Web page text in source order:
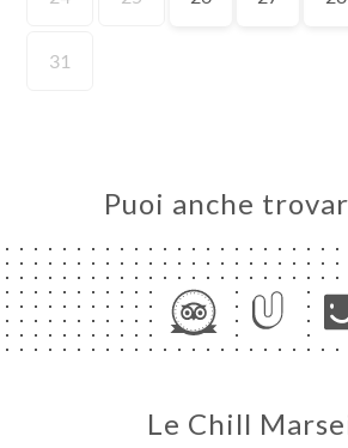
Puoi anche
Le Chill